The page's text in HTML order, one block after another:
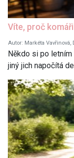
Víte, proč
Autor: Markéta Vavřinová,
Někdo si po
jiný jich napočítá